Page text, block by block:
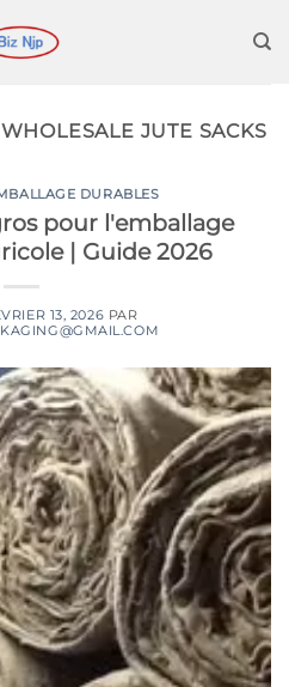
WHOLESALE JUTE SACKS
DURABLES
pour l'emballage
| Guide 2026
13, 2026 PAR